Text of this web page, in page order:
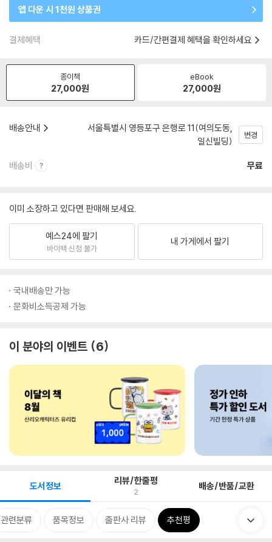
앱 다운 시 1천원 상품권
결제혜택 카드/간편결제 혜택을 확인하세요
종이책
27,000원
eBook
27,000원
배송안내
서울특별시 영등포구 은행로 11(여의도동,
일신빌딩)
변경
배송비 무료
이미 소장하고 있다면 판매해 보세요.
예스24에 팔기
바이백 신청 불가
내 가게에서 팔기
국내배송만 가능
문화비소득공제 가능
이 분야의 이벤트 6
도서정보 리뷰/한줄평
2 배송/반품/교환
관련분류 품목정보 출판사 리뷰 추천평